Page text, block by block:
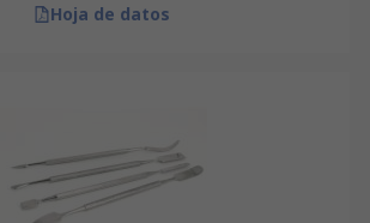
Hoja de datos